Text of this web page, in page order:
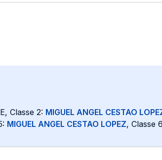
Classe 2: MIGUEL ANGEL CESTAO
MIGUEL ANGEL CESTAO LOPEZ, Classe